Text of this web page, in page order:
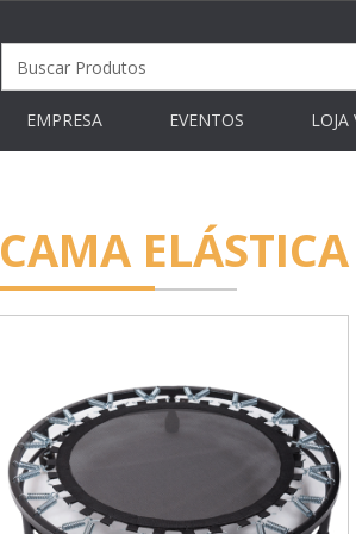
EMPRESA EVENTOS LOJA
CAMA